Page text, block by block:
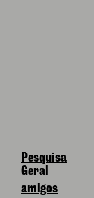
Pesquisa
Geral
amigos